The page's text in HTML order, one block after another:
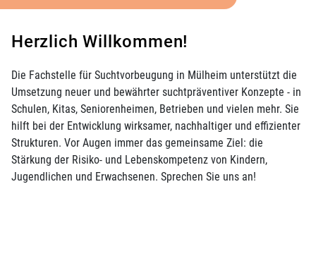
Herzlich Willkommen!
Die Fachstelle für Suchtvorbeugung in Mülheim unterstützt die
Umsetzung neuer und bewährter suchtpräventiver Konzepte - in
Schulen, Kitas, Seniorenheimen, Betrieben und vielen mehr. Sie
hilft bei der Entwicklung wirksamer, nachhaltiger und effizienter
Strukturen. Vor Augen immer das gemeinsame Ziel: die
Stärkung der Risiko- und Lebenskompetenz von Kindern,
Jugendlichen und Erwachsenen. Sprechen Sie uns an!